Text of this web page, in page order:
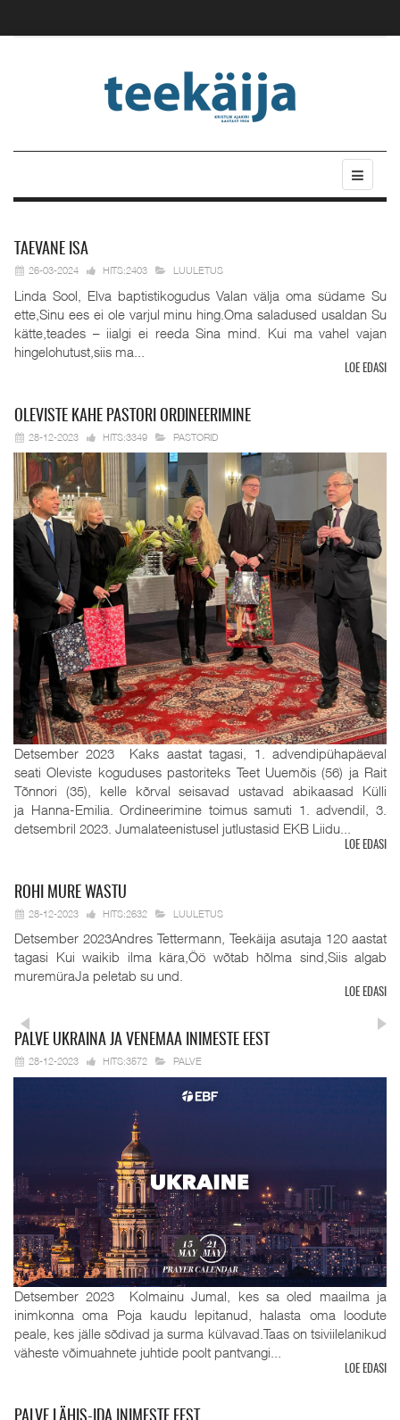
TAEVANE ISA
26-03-2024 HITS:2403 LUULETUS
Linda Sool, Elva baptistikogudus Valan välja oma südame Su
ette,Sinu ees ei ole varjul minu hing.Oma saladused usaldan Su
kätte,teades – iialgi ei reeda Sina mind. Kui ma vahel vajan
hingelohutust,siis ma...
LOE EDASI
OLEVISTE KAHE PASTORI ORDINEERIMINE
28-12-2023 HITS:3349 PASTORID
Detsember 2023 Kaks aastat tagasi, 1. advendipühapäeval
seati Oleviste koguduses pastoriteks Teet Uuemõis (56) ja Rait
Tõnnori (35), kelle kõrval seisavad ustavad abikaasad Külli
ja Hanna-Emilia. Ordineerimine toimus samuti 1. advendil, 3.
detsembril 2023. Jumalateenistusel jutlustasid EKB Liidu...
LOE EDASI
ROHI MURE WASTU
28-12-2023 HITS:2632 LUULETUS
Detsember 2023Andres Tettermann, Teekäija asutaja 120 aastat
tagasi Kui waikib ilma kära,Öö wõtab hõlma sind,Siis algab
muremüraJa peletab su und.
LOE EDASI
PALVE UKRAINA JA VENEMAA INIMESTE EEST
28-12-2023 HITS:3572 PALVE
Detsember 2023 Kolmainu Jumal, kes sa oled maailma ja
inimkonna oma Poja kaudu lepitanud, halasta oma loodute
peale, kes jälle sõdivad ja surma külvavad.Taas on tsiviilelanikud
väheste võimuahnete juhtide poolt pantvangi...
LOE EDASI